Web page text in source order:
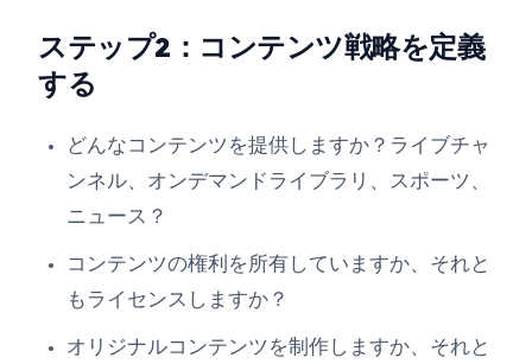
ステップ2：コンテンツ戦略を定義
する
どんなコンテンツを提供しますか？ライブチャ
ンネル、オンデマンドライブラリ、スポーツ、
ニュース？
コンテンツの権利を所有していますか、それと
もライセンスしますか？
オリジナルコンテンツを制作しますか、それと